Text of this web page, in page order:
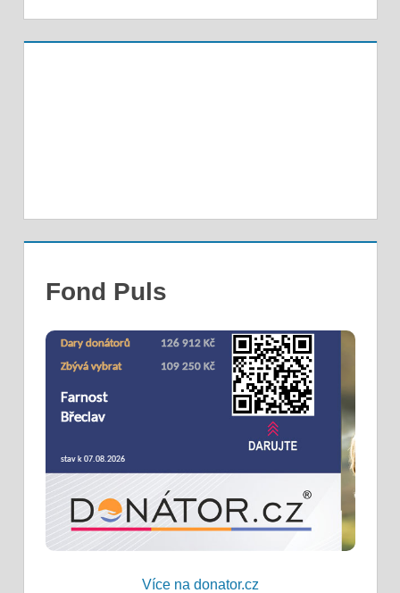
Fond Puls
Více na donator.cz